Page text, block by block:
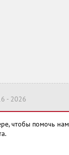
- 2026
чтобы помочь нам